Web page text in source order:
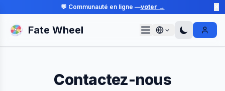
💬 Communauté en ligne —voter →
Fate Wheel Sign In
Contactez-nous